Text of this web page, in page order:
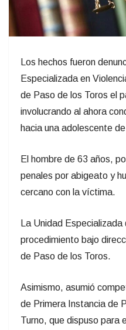
Los hechos fueron
Especializada en
de Paso de los Toros el
involucrando al ahora
hacia una adolescente
El hombre de 63 años,
penales por abigeato y
cercano con la víctima.
La Unidad
procedimiento bajo
de Paso de los Toros.
Asimismo, asumió
de Primera Instancia de
Turno, que dispuso para